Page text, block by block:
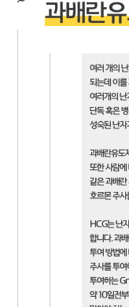
과배란
여러 개의
되는데 이를
여러개의 난
단독 혹은
성숙된 난자
과배란유도
또한 사람에
같은 과배란
호르몬 주사
HCG는 난
합니다. 과
투여 방법에
주사를 투
투여하는
약 10일전